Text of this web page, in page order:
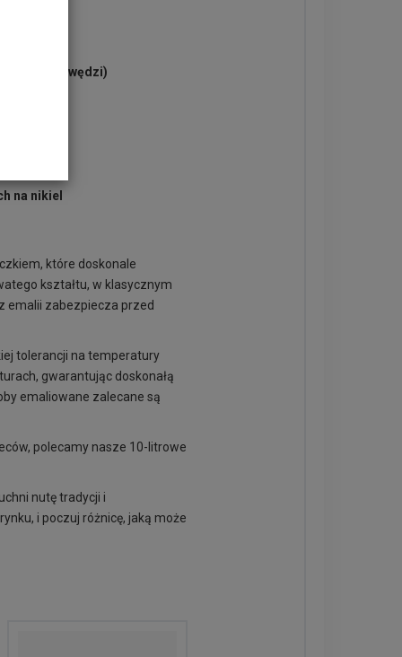
górnej krawędzi)
na nikiel
które doskonale
kształtu, w klasycznym
emalii zabezpiecza przed
tolerancji na temperatury
gwarantując doskonałą
emaliowane zalecane są
polecamy nasze 10-litrowe
nutę tradycji i
i poczuj różnicę, jaką może